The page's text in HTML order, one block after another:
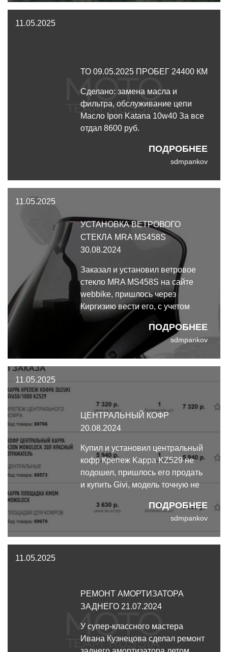
11.05.2025
ТО 09.05.2025 ПРОБЕГ 24400 КМ
ПОДРОБНЕЕ
Сделано: замена масла и
фильтра, обслуживание цепи
Масло Ipon Katana 10w40 За все
отдал 8600 руб.
sdmpankov
11.05.2025
УСТАНОВКА ВЕТРОВОГО
СТЕКЛА MRA MS458S
30.08.2024
ПОДРОБНЕЕ
Заказал и установил ветровое
стекло MRA MS458S на сайте
webbike, пришлось через
Киргизию вести его, с учетом
доставки обошлось в 17830 руб.,
ну и за помощь человеку еще
2000 руб. оплатил
sdmpankov
11.05.2025
ЦЕНТРАЛЬНЫЙ КОФР
20.08.2024
ПОДРОБНЕЕ
Купил и установил центральный
кофр Крепеж Kappa KZ529 не
подошел, пришлось его продать
и купить Givi, модель точную не
sdmpankov
11.05.2025
РЕМОНТ АМОРТИЗАТОРА
ЗАДНЕГО 21.07.2024
У супер-классного мастера
Ивана Кузнецова сделал ремонт